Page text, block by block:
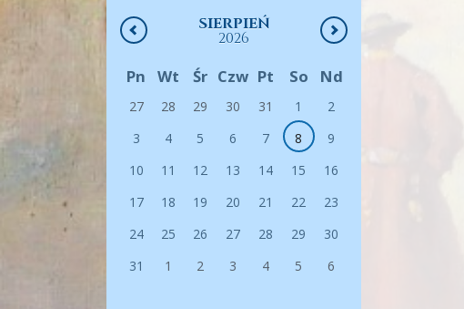
SIERPIEŃ
2026
Pn Wt Śr Czw Pt So Nd
27 28 29 30 31 1
2
3
4 5 6 7 8
9
10
11 12 13 14 15
16
17
18 19 20 21 22
23
24
25 26 27 28 29
30
31
1 2 3 4 5 6